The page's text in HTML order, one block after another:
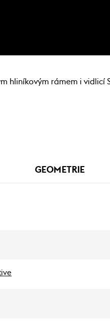
hliníkovým rámem i vidlicí
GEOMETRIE